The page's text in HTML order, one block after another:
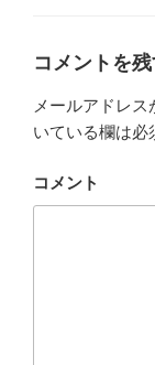
ー
コメントを
メールアドレス
いている欄は必
コメント